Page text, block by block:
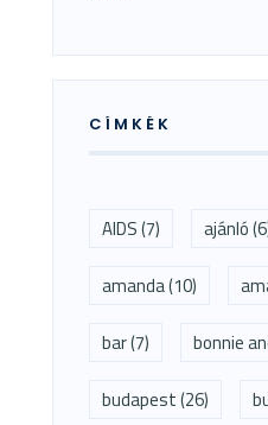
CÍMKÉK
AIDS(7) ajánló
amanda(10)
bar(7) bonnie
budapest(26)